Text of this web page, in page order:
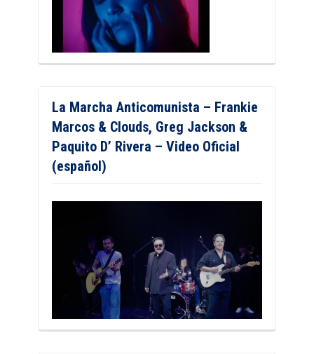
La Marcha Anticomunista – Frankie
Marcos & Clouds, Greg Jackson &
Paquito D’ Rivera – Video Oficial
(español)